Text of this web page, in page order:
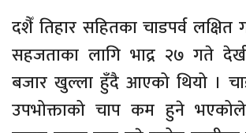
दशैँ तिहार सहितका चाडपर्व लक्षित
सहजताका लागि भाद्र २७ गते
बजार खुल्ला हुँदै आएको थियो ।
उपभोक्ताको चाप कम हुने